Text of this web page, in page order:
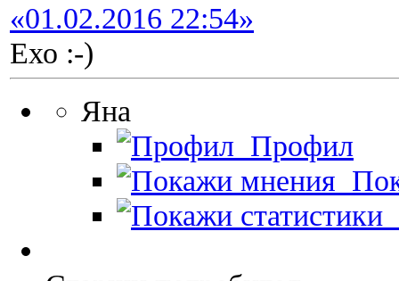
«01.02.2016 22:54»
Ехо :-)
Яна
Профил